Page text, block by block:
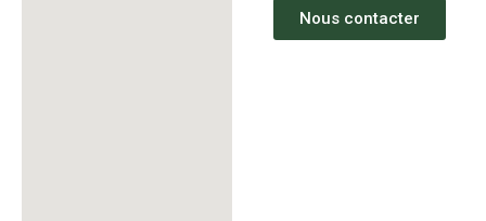
Nous contacter